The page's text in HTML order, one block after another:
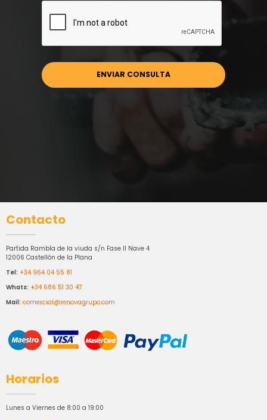
Contacto
Partida Rambla de la viuda s/n Fase II Nave 4
12006 Castellón de la Plana
Tel: +34 964 04 55 81
Whats: +34 686 51 30 47
Mail: comercial@renovagrupo.com
Horarios
Lunes a Viernes de 8:00 a 19:00